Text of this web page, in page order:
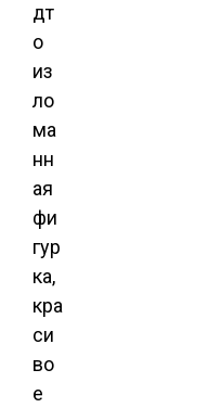
дт
о
из
ло
ма
нн
ая
фи
гур
ка,
кра
си
во
е